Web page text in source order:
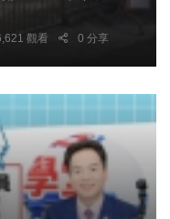
觀看 0 分享